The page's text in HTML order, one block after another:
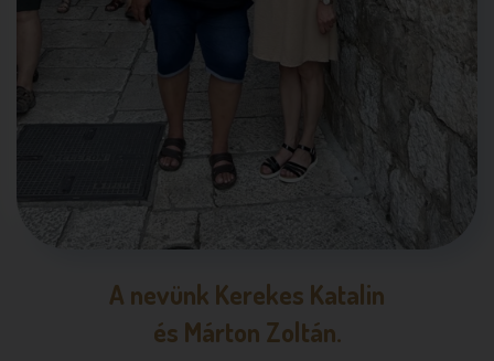
A nevünk Kerekes Katalin
és Márton Zoltán.